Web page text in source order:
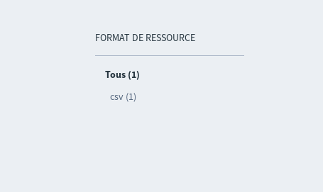
FORMAT DE RESSOURCE
Tous (1)
csv (1)